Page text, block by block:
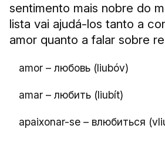
sentimento mais nobre do
lista vai ajudá-los tanto a
amor quanto a falar sobre
amor – любовь (liubóv)
amar – любить (liubít)
apaixonar-se – влюбиться